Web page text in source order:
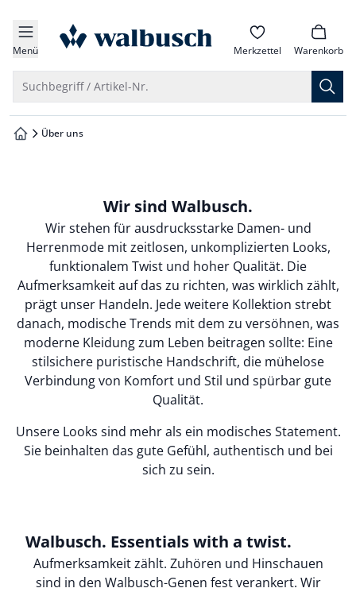
springen
springen
springen
springen
Menü zur Startseite Merkzettel Warenkorb
Suchbegriff / Artikel-Nr.
zur Startseite
Über uns
Wir sind Walbusch.
Wir stehen für ausdrucksstarke Damen- und
Herrenmode mit zeitlosen, unkomplizierten Looks,
funktionalem Twist und hoher Qualität. Die
Aufmerksamkeit auf das zu richten, was wirklich zählt,
prägt unser Handeln. Jede weitere Kollektion strebt
danach, modische Trends mit dem zu versöhnen, was
moderne Kleidung zum Leben beitragen sollte: Eine
stilsichere puristische Handschrift, die mühelose
Verbindung von Komfort und Stil und spürbar gute
Qualität.
Unsere Looks sind mehr als ein modisches Statement.
Sie beinhalten das gute Gefühl, authentisch und bei
sich zu sein.
Walbusch. Essentials with a twist.
Aufmerksamkeit zählt. Zuhören und Hinschauen
sind in den Walbusch-Genen fest verankert. Wir